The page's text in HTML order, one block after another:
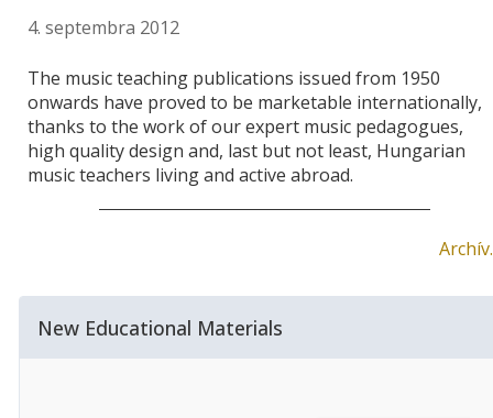
4. septembra 2012
The music teaching publications issued from 1950
onwards have proved to be marketable internationally,
thanks to the work of our expert music pedagogues,
high quality design and, last but not least, Hungarian
music teachers living and active abroad.
New Educational Materials